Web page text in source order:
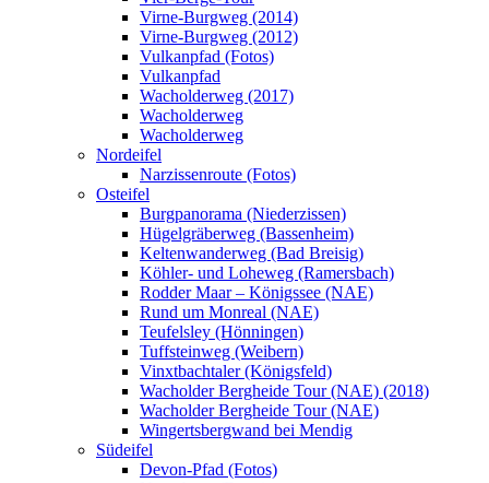
Virne-Burgweg (2014)
Virne-Burgweg (2012)
Vulkanpfad (Fotos)
Vulkanpfad
Wacholderweg (2017)
Wacholderweg
Wacholderweg
Nordeifel
Narzissenroute (Fotos)
Osteifel
Burgpanorama (Niederzissen)
Hügelgräberweg (Bassenheim)
Keltenwanderweg (Bad Breisig)
Köhler- und Loheweg (Ramersbach)
Rodder Maar – Königssee (NAE)
Rund um Monreal (NAE)
Teufelsley (Hönningen)
Tuffsteinweg (Weibern)
Vinxtbachtaler (Königsfeld)
Wacholder Bergheide Tour (NAE) (2018)
Wacholder Bergheide Tour (NAE)
Wingertsbergwand bei Mendig
Südeifel
Devon-Pfad (Fotos)